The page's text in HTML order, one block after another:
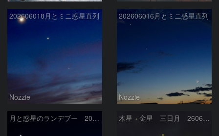
202606018月とミニ惑星直列
Nozzie
202606016月とミニ惑星直列
Nozzie
月と惑星のランデブー 2026/06/19 木星 金星 三日月 260618